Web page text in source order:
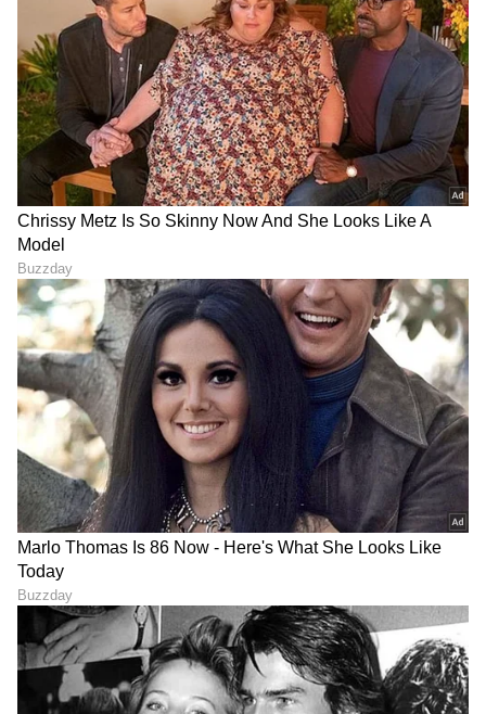
ಅಲ್ಲಿಂದ ಯೂಟ್ಯೂಬ್‌ಗೆ ಅಥವಾ ಬಿಜಿಎಂಐ (BGMI)
ಗೇಮ್‌ಗೆ ವೇಗವಾಗಿ ಬದಲಾಗಲು ಬಯಸುವ ಇಂದಿನ
ದೈನಂದಿನ ಕೆಲಸದ ಹರಿವಿಗಾಗಿ Enco Air5 Pro ಅನ್ನು
ನಿರ್ಮಿಸಲಾಗಿದೆ. ಇದರಲ್ಲಿ ಬ್ಲೂಟೂತ್ 6.0 (Bluetooth 6.0)
ಸಂಪರ್ಕವನ್ನು ನೀಡಲಾಗಿದ್ದು, ಇದು ಹಿಂದಿನ ಕ್ಲಾಸ್‌ಗೆ
ಹೋಲಿಸಿದರೆ ಸುಧಾರಿತ ಸ್ಥಿರತೆ, ಕಡಿಮೆ ಲ್ಯಾಟೆನ್ಸಿ ಮತ್ತು
ವೇಗದ ಮರುಸಂಪರ್ಕವನ್ನು ಒದಗಿಸುತ್ತದೆ. ಇದು ಜನನಿಬಿಡ
ವೈರ್‌ಲೆಸ್ ಪರಿಸರದಲ್ಲಿ ಕನೆಕ್ಷನ್ ಕಟ್‌ ಆಗುವುದನ್ನು
ತಪ್ಪಿಸುತ್ತದೆ, ವೀಡಿಯೊ ಪ್ಲೇಬ್ಯಾಕ್ ಸಮಯದಲ್ಲಿ ನಿಖರವಾದ
ಆಡಿಯೊ ಸಿಂಕ್ ಅನ್ನು ಖಾತ್ರಿಗೊಳಿಸುತ್ತದೆ ಮತ್ತು ನಿಮ್ಮ
ಫೋನ್ ರೂಮಿನ ಇನ್ನೊಂದು ಬದಿಯಲ್ಲಿದ್ದರೂ ಅಥವಾ
ಬ್ಯಾಗ್‌ನಲ್ಲಿದ್ದರೂ ಸುಗಮ ಅನುಭವವನ್ನು ನೀಡುತ್ತದೆ.
ಇದರ ಡ್ಯುಯಲ್-ಕನೆಕ್ಟ್ ವೈಶಿಷ್ಟ್ಯವು ಏಕಕಾಲದಲ್ಲಿ ಮಲ್ಟಿ-
ಡಿವೈಸ್‌ಗಳನ್ನು ಬಳಸುವವರಿಗೆ ವಿಶೇಷವಾಗಿ
ಉಪಯುಕ್ತವಾಗಿದೆ. ಇದು ಆಂಡ್ರಾಯ್ಡ್, ಐಒಎಸ್ ಅಥವಾ
ವಿಂಡೋಸ್ ಸಾಧನಗಳ ನಡುವೆ ಹಸ್ತಚಾಲಿತವಾಗಿ ಮರು-
ಪೇರ್ ಮಾಡುವ ಅಗತ್ಯವಿಲ್ಲದೇ ಏಕಕಾಲದಲ್ಲಿ ಸಂಪರ್ಕವನ್ನು
ನಿರ್ವಹಿಸುತ್ತದೆ ಮತ್ತು ಸುಲಭವಾಗಿ ಬದಲಾಗುತ್ತದೆ.
ಲ್ಯಾಪ್‌ಟಾಪ್‌ನಲ್ಲಿ ಕೆಲಸ ಮಾಡುವಾಗ ಕರೆಗಳಿಗಾಗಿ ಫೋನ್
ಅನ್ನು ಸಹ ಪ್ರವೇಶಿಸಬಹುದಾದ ಸ್ಥಿತಿಯಲ್ಲಿ ಇಡಲು ಇದು
ತುಂಬಾ ಸಹಕಾರಿಯಾಗಿದೆ.